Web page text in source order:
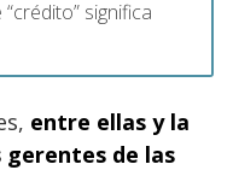
significa
entre ellas y la
de las